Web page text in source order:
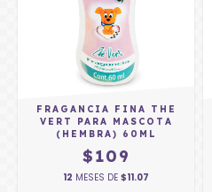
FRAGANCIA FINA THE
VERT PARA MASCOTA
(HEMBRA) 60ML
$109
12 MESES DE $11.07